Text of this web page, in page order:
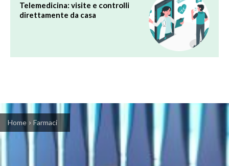
Telemedicina: visite e controlli
direttamente da casa